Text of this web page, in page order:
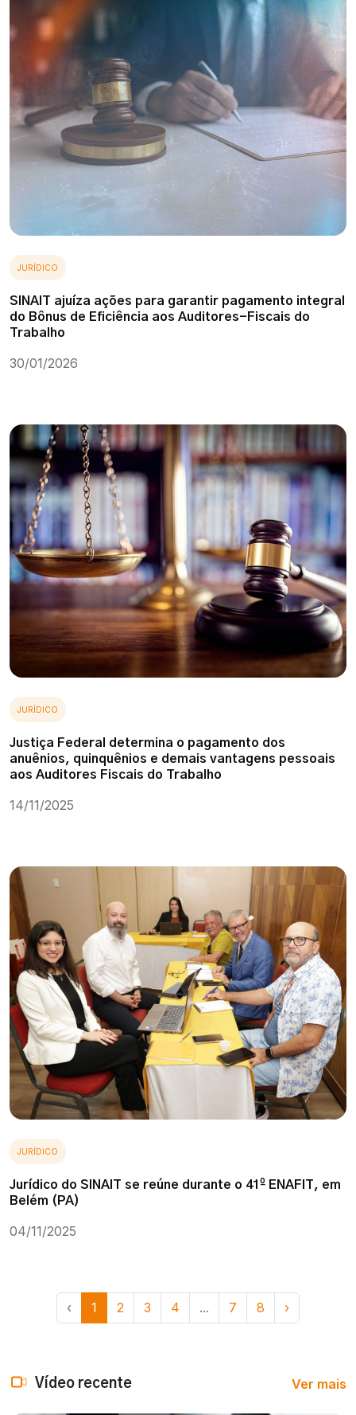
JURÍDICO
SINAIT ajuíza ações para garantir pagamento integral
do Bônus de Eficiência aos Auditores-Fiscais do
Trabalho
30/01/2026
JURÍDICO
Justiça Federal determina o pagamento dos
anuênios, quinquênios e demais vantagens pessoais
aos Auditores Fiscais do Trabalho
14/11/2025
JURÍDICO
Jurídico do SINAIT se reúne durante o 41º ENAFIT, em
Belém (PA)
04/11/2025
‹ 1 2 3 4 ... 7 8 ›
Vídeo recente Ver mais